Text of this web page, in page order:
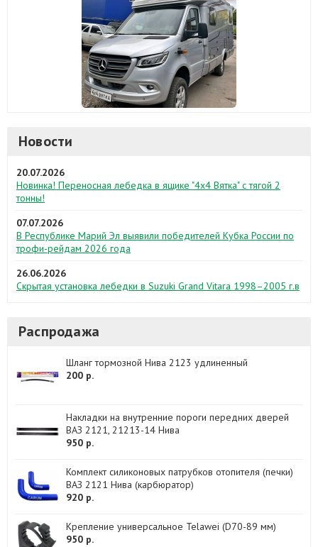
Новости
20.07.2026
Новинка! Переносная лебедка в ящике "4х4 Вятка" с тягой 2
тонны!
07.07.2026
В Республике Марий Эл выявили победителей Кубка России по
трофи-рейдам 2026 года
26.06.2026
Скрытая установка лебедки в Suzuki Grand Vitara 1998–2005 г.в
Распродажа
Шланг тормозной Нива 2123 удлиненный
200 р.
Накладки на внутренние пороги передних дверей
ВАЗ 2121, 21213-14 Нива
950 р.
Комплект силиконовых патрубков отопителя (печки)
ВАЗ 2121 Нива (карбюратор)
920 р.
Крепление универсальное Telawei (D70-89 мм)
950 р.